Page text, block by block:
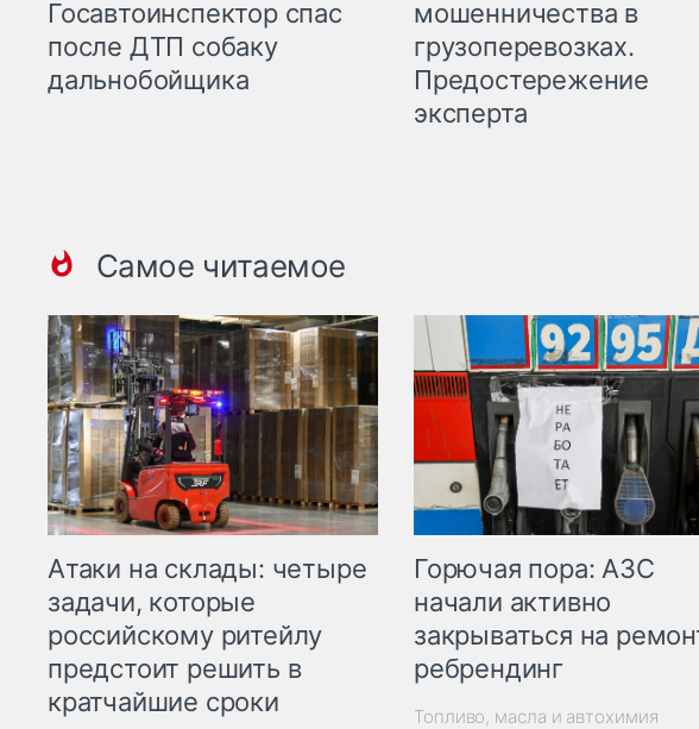
Госавтоинспектор спас
после ДТП собаку
дальнобойщика
мошенничества в
грузоперевозках.
Предостережение
эксперта
Самое читаемое
Атаки на склады: четыре
задачи, которые
российскому ритейлу
предстоит решить в
кратчайшие сроки
Горючая пора: АЗС
начали активно
закрываться на
ребрендинг
Топливо, масла и автохимия